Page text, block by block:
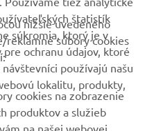
štatistík
súkromia, ktorý je v
ochranu údajov, ktoré
používajú našu
lokalitu, produkty,
nižšie uvedeného
reklamné súbory cookies
cookies na zobrazenie
produktov a služieb
na našej webovej